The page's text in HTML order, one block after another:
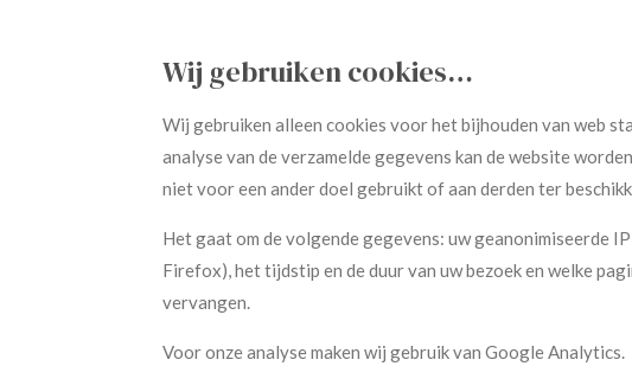
Wij gebruiken cookies…
Wij gebruiken alleen cookies voor het bijhouden van web
analyse van de verzamelde gegevens kan de website
niet voor een ander doel gebruikt of aan derden ter
Het gaat om de volgende gegevens: uw geanonimiseerde
Firefox), het tijdstip en de duur van uw bezoek en welke
vervangen.
Voor onze analyse maken wij gebruik van Google Analytics.